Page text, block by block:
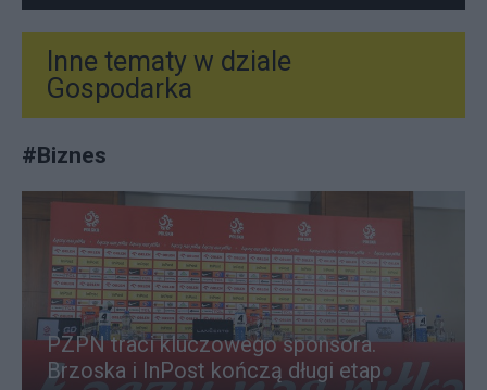
Inne tematy w dziale
Gospodarka
#Biznes
PZPN traci kluczowego sponsora.
Brzoska i InPost kończą długi etap